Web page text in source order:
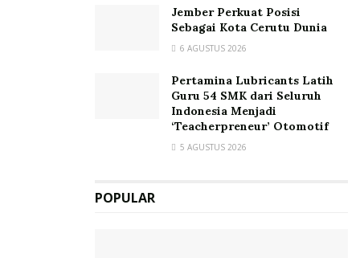
Jember Perkuat Posisi
Sebagai Kota Cerutu Dunia
6 AGUSTUS 2026
Pertamina Lubricants Latih
Guru 54 SMK dari Seluruh
Indonesia Menjadi
‘Teacherpreneur’ Otomotif
5 AGUSTUS 2026
POPULAR